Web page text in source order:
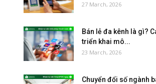
27 March, 2026
Bán lẻ đa kênh là gì?
triển khai mô...
23 March, 2026
Chuyển đổi số ngành